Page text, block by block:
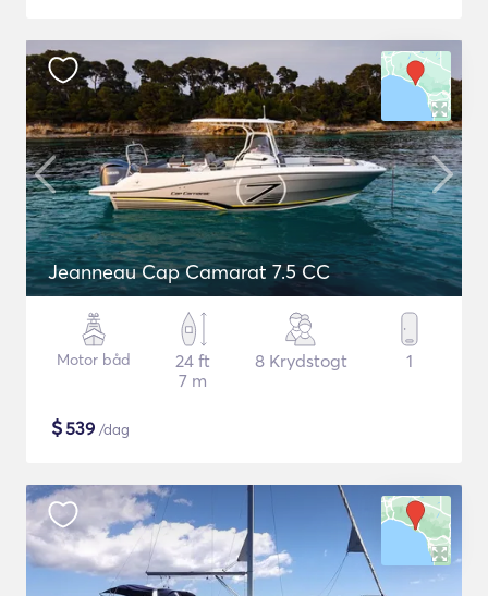
Jeanneau Cap Camarat 7.5 CC
Motor båd
24 ft
7 m
8 Krydstogt 1
$539 /dag